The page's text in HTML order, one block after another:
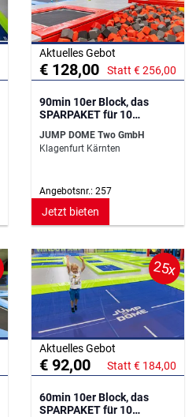
Aktuelles Gebot
€ 128,00 Statt € 256,00
90min 10er Block, das
SPARPAKET für 10
JUMP DOME Two GmbH
Klagenfurt Kärnten
Angebotsnr.: 257
Jetzt bieten
25x
Aktuelles Gebot
€ 92,00 Statt € 184,00
60min 10er Block, das
SPARPAKET für 10